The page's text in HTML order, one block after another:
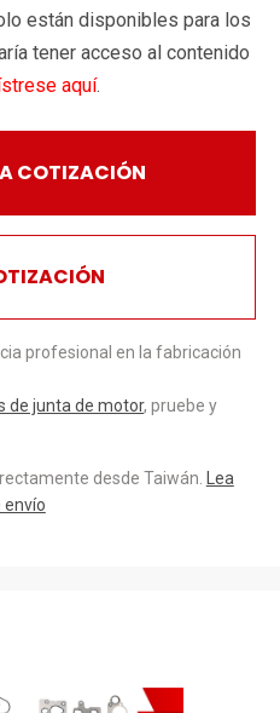
están disponibles para los
tener acceso al contenido
aquí.
COTIZACIÓN
profesional en la fabricación
de junta de motor, pruebe y
desde Taiwán.
Lea